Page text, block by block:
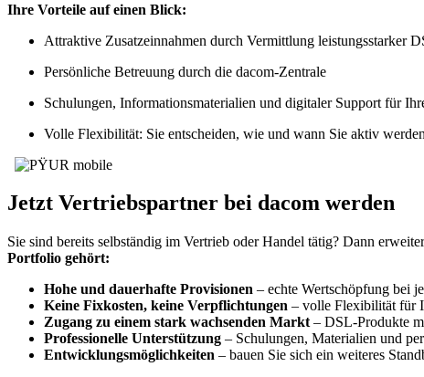
Ihre Vorteile auf einen Blick:
Attraktive Zusatzeinnahmen durch Vermittlung leistungsstarker
Persönliche Betreuung durch die dacom-Zentrale
Schulungen, Informationsmaterialien und digitaler Support für
Volle Flexibilität: Sie entscheiden, wie und wann Sie aktiv werden
Jetzt Vertriebspartner bei dacom werden
Sie sind bereits selbständig im Vertrieb oder Handel tätig? Dann
Portfolio gehört:
Hohe und dauerhafte Provisionen – echte Wertschöpfung bei
Keine Fixkosten, keine Verpflichtungen – volle Flexibilität für
Zugang zu einem stark wachsenden Markt – DSL-Produkte
Professionelle Unterstützung – Schulungen, Materialien und
Entwicklungsmöglichkeiten – bauen Sie sich ein weiteres